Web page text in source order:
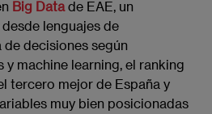
Big Datade EAE, un
lenguajes de
decisiones según
machine learning, el ranking
tercero mejor de España y
muy bien posicionadas